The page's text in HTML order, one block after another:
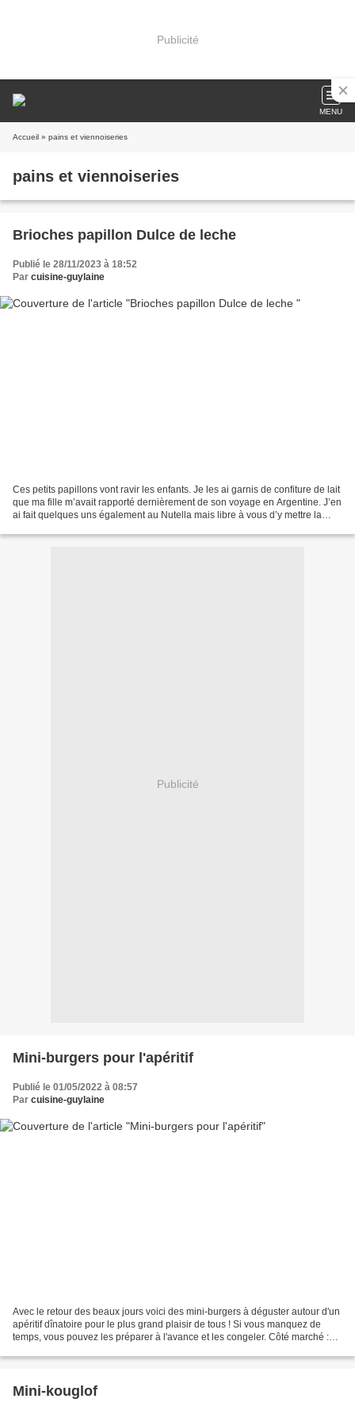
Publicité
MENU
Accueil » pains et viennoiseries
pains et viennoiseries
Brioches papillon Dulce de leche
Publié le 28/11/2023 à 18:52
Par cuisine-guylaine
Ces petits papillons vont ravir les enfants. Je les ai garnis de confiture de lait
que ma fille m’avait rapporté dernièrement de son voyage en Argentine. J’en
ai fait quelques uns également au Nutella mais libre à vous d’y mettre la
Publicité
Mini-burgers pour l'apéritif
Publié le 01/05/2022 à 08:57
Par cuisine-guylaine
Avec le retour des beaux jours voici des mini-burgers à déguster autour d'un
apéritif dînatoire pour le plus grand plaisir de tous ! Si vous manquez de
temps, vous pouvez les préparer à l'avance et les congeler. Côté marché :
Mini-kouglof